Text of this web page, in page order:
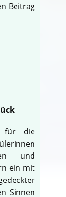
Beitrag
für die
und
ein mit
Sinnen